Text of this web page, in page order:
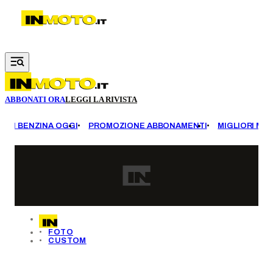
Vai al contenuto principale
ABBONATI ORALEGGI LA RIVISTA
BENZINA OGGI PROMOZIONE ABBONAMENTI MIGLIORI
FOTO
CUSTOM